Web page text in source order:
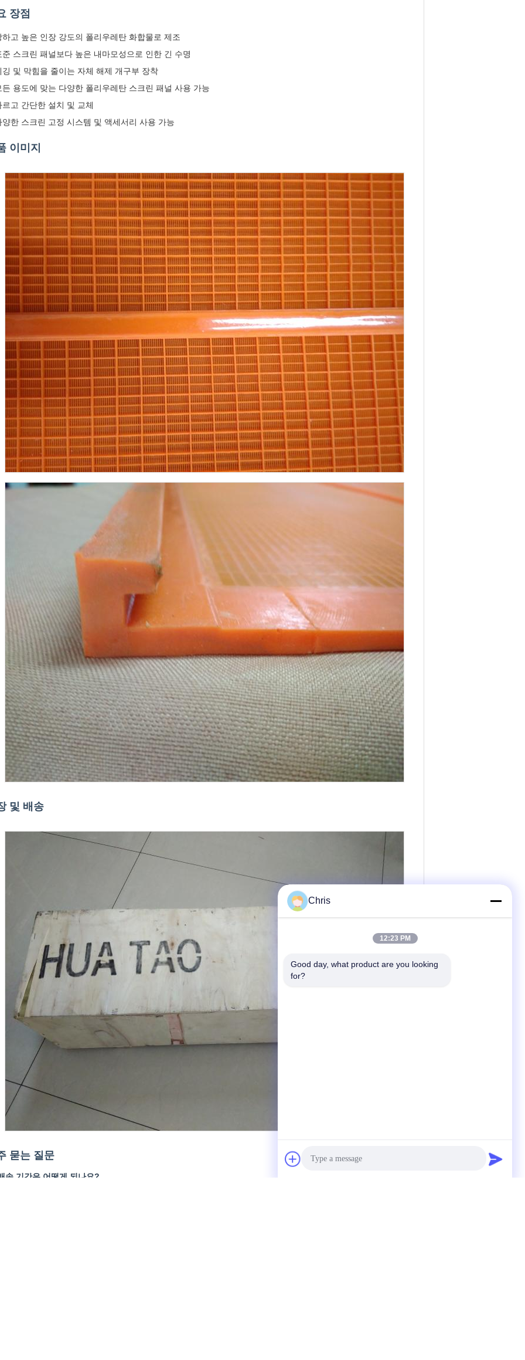
장점
하고 높은 인장 강도의 폴리우레탄 화합물로 제조
준 스크린 패널보다 높은 내마모성으로 인한 긴 수명
깅 및 막힘을 줄이는 자체 해제 개구부 장착
든 용도에 맞는 다양한 폴리우레탄 스크린 패널 사용 가능
르고 간단한 설치 및 교체
양한 스크린 고정 시스템 및 액세서리 사용 가능
이미지
및 배송
묻는 질문
송 기간은 어떻게 되나요?
Chris
12:23 PM
Good day, what product are you looking
for?